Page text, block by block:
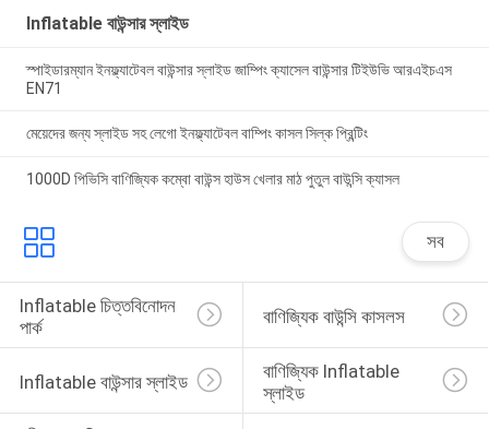
Inflatable বাউন্সার স্লাইড
স্পাইডারম্যান ইনফ্ল্যাটেবল বাউন্সার স্লাইড জাম্পিং ক্যাসেল বাউন্সার টিইউভি আরএইচএস
EN71
মেয়েদের জন্য স্লাইড সহ লেগো ইনফ্ল্যাটেবল বাম্পিং কাসল সিল্ক প্রিন্টিং
1000D পিভিসি বাণিজ্যিক কম্বো বাউন্স হাউস খেলার মাঠ পুতুল বাউন্সি ক্যাসল
সব
Inflatable চিত্তবিনোদন
পার্ক
বাণিজ্যিক বাউন্সি কাসলস
Inflatable বাউন্সার স্লাইড
বাণিজ্যিক Inflatable
স্লাইড